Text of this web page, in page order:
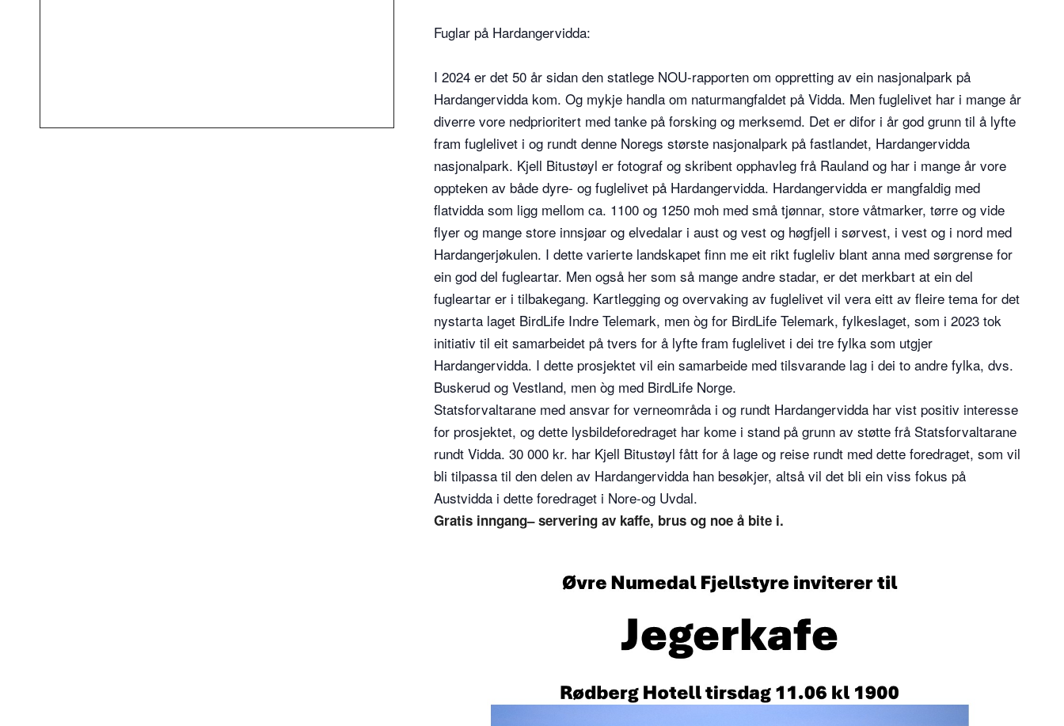
Fuglar på Hardangervidda:
I 2024 er det 50 år sidan den statlege NOU-rapporten om oppretting av ein nasjonalpark på
Hardangervidda kom. Og mykje handla om naturmangfaldet på Vidda. Men fuglelivet har i mange år
diverre vore nedprioritert med tanke på forsking og merksemd. Det er difor i år god grunn til å lyfte
fram fuglelivet i og rundt denne Noregs største nasjonalpark på fastlandet, Hardangervidda
nasjonalpark. Kjell Bitustøyl er fotograf og skribent opphavleg frå Rauland og har i mange år vore
oppteken av både dyre- og fuglelivet på Hardangervidda. Hardangervidda er mangfaldig med
flatvidda som ligg mellom ca. 1100 og 1250 moh med små tjønnar, store våtmarker, tørre og vide
flyer og mange store innsjøar og elvedalar i aust og vest og høgfjell i sørvest, i vest og i nord med
Hardangerjøkulen. I dette varierte landskapet finn me eit rikt fugleliv blant anna med sørgrense for
ein god del fugleartar. Men også her som så mange andre stadar, er det merkbart at ein del
fugleartar er i tilbakegang. Kartlegging og overvaking av fuglelivet vil vera eitt av fleire tema for det
nystarta laget BirdLife Indre Telemark, men òg for BirdLife Telemark, fylkeslaget, som i 2023 tok
initiativ til eit samarbeidet på tvers for å lyfte fram fuglelivet i dei tre fylka som utgjer
Hardangervidda. I dette prosjektet vil ein samarbeide med tilsvarande lag i dei to andre fylka, dvs.
Buskerud og Vestland, men òg med BirdLife Norge.
Statsforvaltarane med ansvar for verneområda i og rundt Hardangervidda har vist positiv interesse
for prosjektet, og dette lysbildeforedraget har kome i stand på grunn av støtte frå Statsforvaltarane
rundt Vidda. 30 000 kr. har Kjell Bitustøyl fått for å lage og reise rundt med dette foredraget, som vil
bli tilpassa til den delen av Hardangervidda han besøkjer, altså vil det bli ein viss fokus på
Austvidda i dette foredraget i Nore-og Uvdal.
Gratis inngang– servering av kaffe, brus og noe å bite i.